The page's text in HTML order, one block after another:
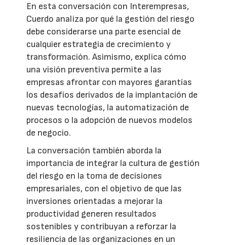
En esta conversación con Interempresas,
Cuerdo analiza por qué la gestión del riesgo
debe considerarse una parte esencial de
cualquier estrategia de crecimiento y
transformación. Asimismo, explica cómo
una visión preventiva permite a las
empresas afrontar con mayores garantías
los desafíos derivados de la implantación de
nuevas tecnologías, la automatización de
procesos o la adopción de nuevos modelos
de negocio.
La conversación también aborda la
importancia de integrar la cultura de gestión
del riesgo en la toma de decisiones
empresariales, con el objetivo de que las
inversiones orientadas a mejorar la
productividad generen resultados
sostenibles y contribuyan a reforzar la
resiliencia de las organizaciones en un